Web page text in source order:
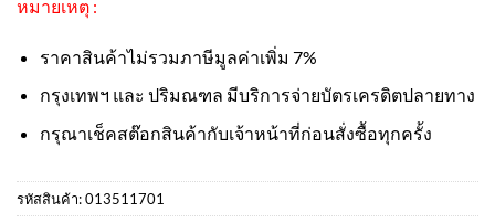
หมายเหตุ :
ราคาสินค้าไม่รวมภาษีมูลค่าเพิ่ม 7%
กรุงเทพฯ และ ปริมณฑล มีบริการจ่ายบัตรเครดิตปลายทาง
กรุณาเช็คสต๊อกสินค้ากับเจ้าหน้าที่ก่อนสั่งซื้อทุกครั้ง
รหัสสินค้า:013511701